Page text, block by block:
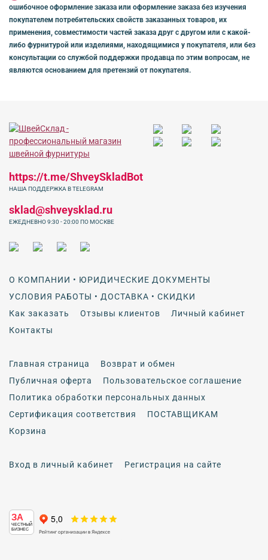
ошибочное оформление заказа или оформление заказа без изучения
покупателем потребительских свойств заказанных товаров, их
применения, совместимости частей заказа друг с другом или с какой-
либо фурнитурой или изделиями, находящимися у покупателя, или без
консультации со службой поддержки продавца по этим вопросам, не
являются основанием для претензий от покупателя.
О КОМПАНИИ • ЮРИДИЧЕСКИЕ ДОКУМЕНТЫ
УСЛОВИЯ РАБОТЫ • ДОСТАВКА • СКИДКИ
Как заказать
Отзывы клиентов
Личный кабинет
Контакты
Главная страница
Возврат и обмен
Публичная оферта
Пользовательское соглашение
Политика обработки персональных данных
Сертификация соответствия
ПОСТАВЩИКАМ
Корзина
Вход в личный кабинет Регистрация на сайте
https://t.me/ShveySkladBot
НАША ПОДДЕРЖКА В TELEGRAM
sklad@shveysklad.ru
ЕЖЕДНЕВНО 9:30 - 20:00 ПО МОСКВЕ
ЗА
ЧЕСТНЫЙ
БИЗНЕС